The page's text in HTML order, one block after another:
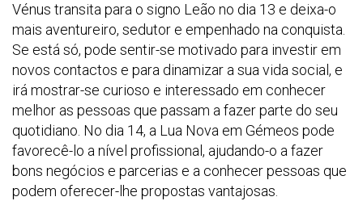
Vénus transita para o signo Leão no dia 13 e deixa-o
mais aventureiro, sedutor e empenhado na conquista.
Se está só, pode sentir-se motivado para investir em
novos contactos e para dinamizar a sua vida social, e
irá mostrar-se curioso e interessado em conhecer
melhor as pessoas que passam a fazer parte do seu
quotidiano. No dia 14, a Lua Nova em Gémeos pode
favorecê-lo a nível profissional, ajudando-o a fazer
bons negócios e parcerias e a conhecer pessoas que
podem oferecer-lhe propostas vantajosas.